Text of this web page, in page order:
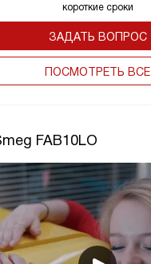
короткие сроки
ЗАДАТЬ ВОПРОС
ПОCМОТРЕТЬ ВСЕ
FAB10LO